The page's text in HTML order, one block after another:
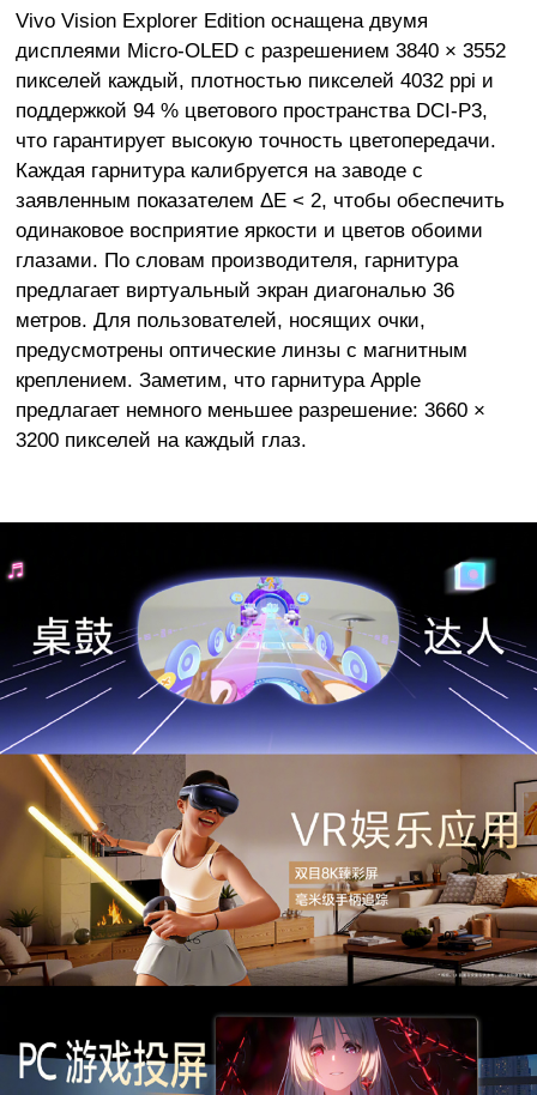
Vivo Vision Explorer Edition оснащена двумя
дисплеями Micro-OLED с разрешением 3840 × 3552
пикселей каждый, плотностью пикселей 4032 ppi и
поддержкой 94 % цветового пространства DCI-P3,
что гарантирует высокую точность цветопередачи.
Каждая гарнитура калибруется на заводе с
заявленным показателем ΔE < 2, чтобы обеспечить
одинаковое восприятие яркости и цветов обоими
глазами. По словам производителя, гарнитура
предлагает виртуальный экран диагональю 36
метров. Для пользователей, носящих очки,
предусмотрены оптические линзы с магнитным
креплением. Заметим, что гарнитура Apple
предлагает немного меньшее разрешение: 3660 ×
3200 пикселей на каждый глаз.